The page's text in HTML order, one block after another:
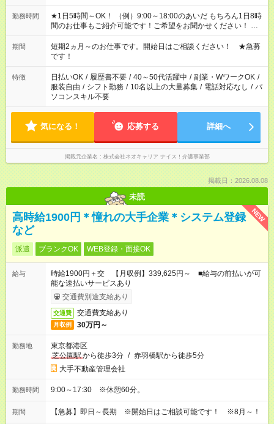
勤務時間
★1日5時間～OK！ （例）9:00～18:00のあいだ もちろん1日8時
間のお仕事もご紹介可能です！ご希望をお聞かせください！ ★
家庭の都合でお休みが必要な場合も遠慮なくご相談ください。
※週最低15時間以上の勤務が必要です
期間
短期2ヵ月～のお仕事です。開始日はご相談ください！ ★急募
です！
特徴 日払いOK / 履歴書不要 / 40～50代活躍中 / 副業・WワークOK /
服装自由 / シフト勤務 / 10名以上の大量募集 / 電話対応なし / パ
ソコンスキル不要
気になる！ 応募する 詳細へ
掲載元企業名 株式会社ネオキャリア ナイス！介護事業部
掲載日：2026.08.08
未読
NEW
高時給1900円＊憧れの大手企業＊システム登録
など
派遣 ブランクOK WEB登録・面接OK
給与
時給1900円＋交 【月収例】339,625円～ ■給与の前払いが可
能な速払いサービスあり
交通費別途支給あり
交通費 交通費支給あり
月収例 30万円～
勤務地
東京都港区
芝公園駅から徒歩3分 / 赤羽橋駅から徒歩5分
大手不動産管理会社
勤務時間 9:00～17:30 ※休憩60分。
期間 【急募】即日～長期 ※開始日はご相談可能です！ ※8月～！